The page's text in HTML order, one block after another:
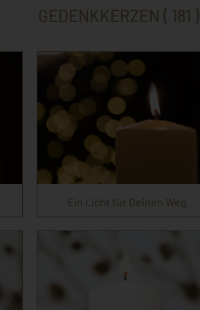
GEDENKKERZEN ( 181 )
Ein Licht für Deinen Weg .